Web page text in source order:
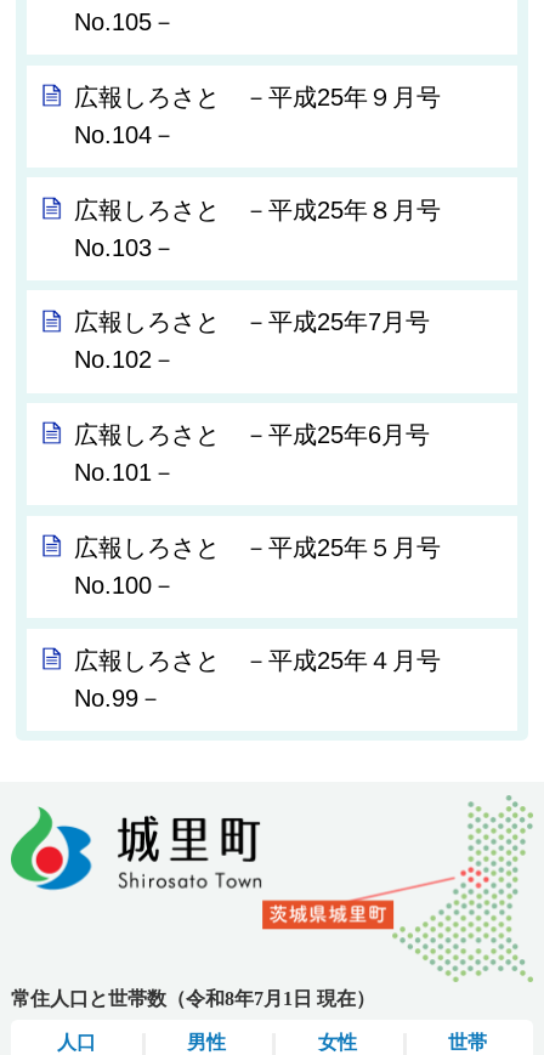
No.105－
広報しろさと －平成25年９月号
No.104－
広報しろさと －平成25年８月号
No.103－
広報しろさと －平成25年7月号
No.102－
広報しろさと －平成25年6月号
No.101－
広報しろさと －平成25年５月号
No.100－
広報しろさと －平成25年４月号
No.99－